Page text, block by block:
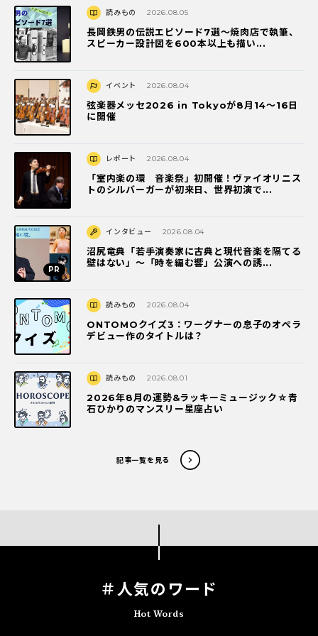
読みもの 2026.08.05
長岡鉄男の伝説エピソード7選〜焼肉店で執筆、
スピーカー設計図を600本以上も描い...
イベント 2026.08.04
弦楽器メッセ2026 in Tokyoが8月14～16日
に開催
レポート 2026.08.04
「室内楽の環 音楽祭」初開催！ヴァイオリニス
トのシルバーガーが初来日、世界初演で...
インタビュー 2026.08.04
沼尻竜典「若手演奏家に古典と現代音楽を隔てる
壁はない」～「時を編む響」公演への誘...
読みもの 2026.08.04
ONTOMOクイズ3：ワーグナーの息子のオペラ
デビュー作のタイトルは？
読みもの 2026.08.01
2026年8月の運勢&ラッキーミュージック☆青
石ひかりのマンスリー星座占い
記事一覧を見る
＃人気のワード
Hot Words